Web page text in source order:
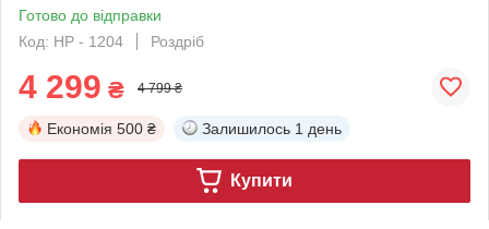
Готово до відправки
Код: HP - 1204
Роздріб
4 299 ₴ 4 799 ₴
Економія 500 ₴ Залишилось 1 день
Купити